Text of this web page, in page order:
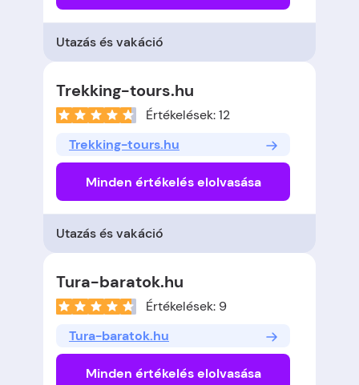
Utazás és vakáció
Trekking-tours.hu
Értékelések: 12
Trekking-tours.hu
Minden értékelés elolvasása
Utazás és vakáció
Tura-baratok.hu
Értékelések: 9
Tura-baratok.hu
Minden értékelés elolvasása